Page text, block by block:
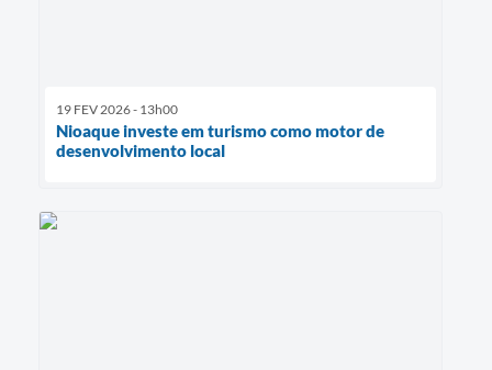
19 FEV 2026 - 13h00
Nioaque investe em turismo como motor de
desenvolvimento local